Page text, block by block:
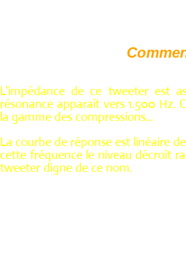
L'impédance de ce tweeter est
résonance apparaît vers 1.500 Hz.
la gamme des compressions...
La courbe de réponse est linéaire
cette fréquence le niveau décroît
tweeter digne de ce nom.